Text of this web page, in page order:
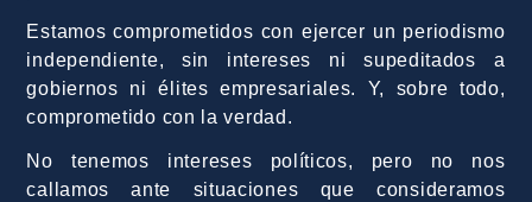
Estamos comprometidos con ejercer un periodismo
independiente, sin intereses ni supeditados a
gobiernos ni élites empresariales. Y, sobre todo,
comprometido con la verdad.
No tenemos intereses políticos, pero no nos
callamos ante situaciones que consideramos